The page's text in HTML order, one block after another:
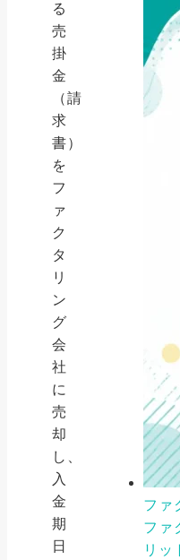
る
売
掛
金
（請
求
書）
を
フ
ァ
ク
タ
リ
ン
グ
会
社
に
売
却
し、
入
金
期
日
ファ
ファ
リッ